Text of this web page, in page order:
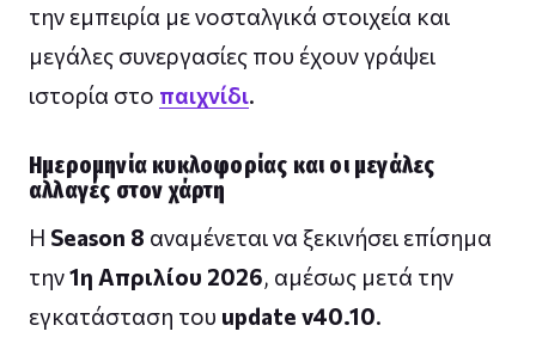
την εμπειρία με νοσταλγικά στοιχεία και
μεγάλες συνεργασίες που έχουν γράψει
ιστορία στο παιχνίδι.
Ημερομηνία κυκλοφορίας και οι μεγάλες
αλλαγές στον χάρτη
Η Season 8 αναμένεται να ξεκινήσει επίσημα
την1η Απριλίου 2026, αμέσως μετά την
εγκατάσταση του update v40.10.